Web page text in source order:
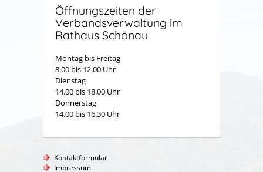
Öffnungszeiten der
Verbandsverwaltung im
Rathaus Schönau
Montag bis Freitag
8.00 bis 12.00 Uhr
Dienstag
14.00 bis 18.00 Uhr
Donnerstag
14.00 bis 16.30 Uhr
Kontaktformular
Impressum